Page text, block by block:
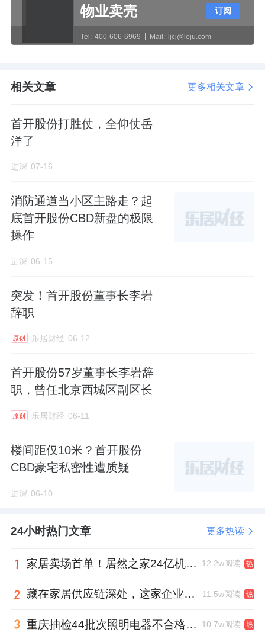
作为板块内稀有的豪宅大平层，具体要卖什么
价，这是个值得深思的问题。
四航·珠江春，已经给了它答案。
中交四航·珠江春于2025年1月开盘。
首开
一举打破了老黄埔的房价天花板。
据官方披露，开盘当天，劲销10个亿。
但由于定价太高，项目后期去化并不理想。
开盘半年，中交四航·珠江春就搞起了特价，推
不小的关注。
做二不休。
· 建面约126㎡户型，单价3.1-4.5万元/㎡，总
· 建面约173㎡户型，单价3.05-4.5万元/㎡，总
价688万元起；
· 建面约239㎡户型，单价3.3-5.4万元/㎡，总
物业卖壳
Tel: 400-606-6969 Mail: ljcj@leju.com
订阅
相关文章 更多相关文章
首开股份打胜仗，全仰仗岳
洋了
进深 07-16
消防通道当小区主路走？起
底首开股份CBD新盘的极限
操作
进深 06-15
突发！首开股份董事长李岩
辞职
原创 乐居财经 06-12
首开股份57岁董事长李岩辞
职，曾任北京西城区副区长
原创 乐居财经 06-11
楼间距仅10米？首开股份
CBD豪宅私密性遭质疑
进深 06-10
24小时热门文章 更多热读
家居卖场首单！居然之家24亿机构间REITs获深交所无异议函 12.2w阅读 热
藏在家居供应链深处，这家企业正在悄悄转型 11.5w阅读 热
重庆抽检44批次照明电器不合格，木林森全资子公司被点名 10.7w阅读 热